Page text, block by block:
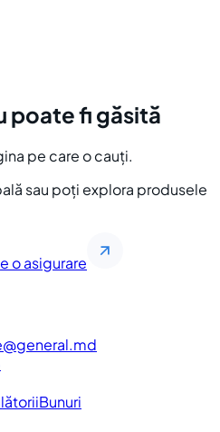
poate fi găsită
pe care o cauți.
sau poți explora produsele
o asigurare
general.md
Bunuri